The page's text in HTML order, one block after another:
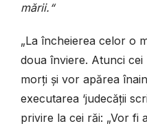
mării.“
„La încheierea celor o
doua înviere. Atunci
morți și vor apărea
executarea ‘judecății
privire la cei răi: „Vor fi